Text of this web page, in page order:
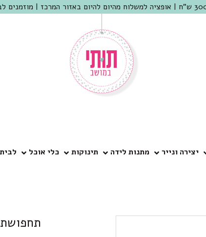
יצירה ונייר מתנות לידה תינוקות כלי אוכל לבית
תחפושת 5-6 – מכנס גולד מטאלי